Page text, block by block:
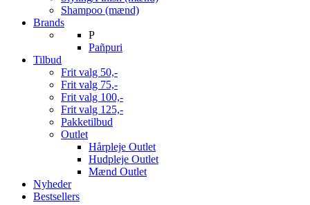
Shampoo (mænd)
Brands
P
Pañpuri
Tilbud
Frit valg 50,-
Frit valg 75,-
Frit valg 100,-
Frit valg 125,-
Pakketilbud
Outlet
Hårpleje Outlet
Hudpleje Outlet
Mænd Outlet
Nyheder
Bestsellers